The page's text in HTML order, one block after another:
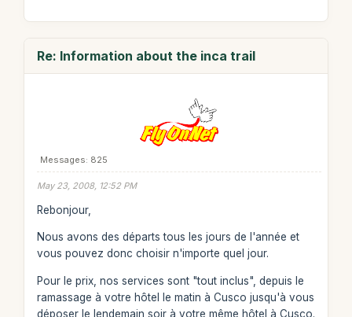
Re: Information about the inca trail
Messages: 825
May 23, 2008, 12:52 PM
Rebonjour,
Nous avons des départs tous les jours de l'année et
vous pouvez donc choisir n'importe quel jour.
Pour le prix, nos services sont "tout inclus", depuis le
ramassage à votre hôtel le matin à Cusco jusqu'à vous
déposer le lendemain soir à votre même hôtel à Cusco.